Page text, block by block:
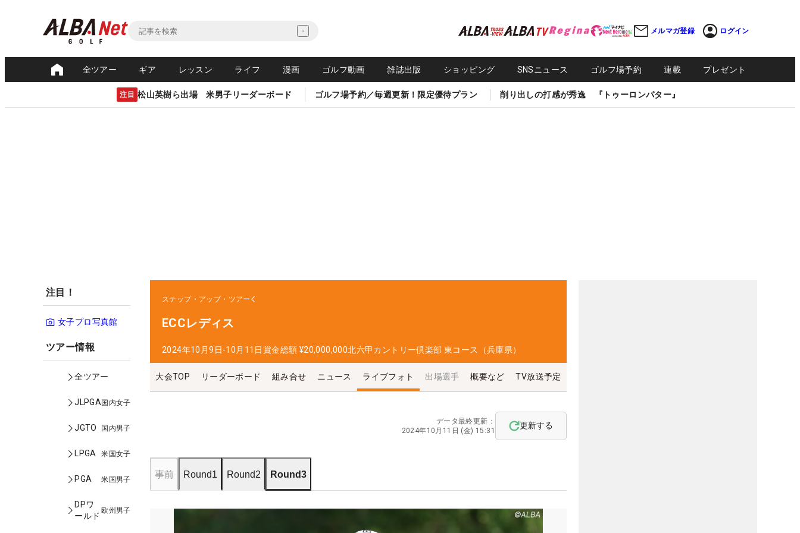
メルマガ登録 ログイン
全ツアー ギア レッスン ライフ 漫画 ゴルフ動画 雑誌出版 ショッピング SNSニュース ゴルフ場予約 連載 プレゼント
注目 松山英樹ら出場 米男子リーダーボード ゴルフ場予約／毎週更新！限定優待プラン 削り出しの打感が秀逸 『トゥーロンパター』
注目！
女子プロ写真館
ツアー情報
全ツアー
JLPGA国内女子
JGTO 国内男子
LPGA 米国女子
PGA 米国男子
DPワ
ールド
欧州男子
ステップ・アップ・ツアー
ECCレディス
2024年10月9日-10月11日賞金総額 ¥20,000,000北六甲カントリー倶楽部 東コース（兵庫県）
大会TOP リーダーボード 組み合せ ニュース ライブフォト 出場選手 概要など TV放送予定
データ最終更新：
2024年10月11日 (金) 15:31
更新する
事前 Round1 Round2 Round3